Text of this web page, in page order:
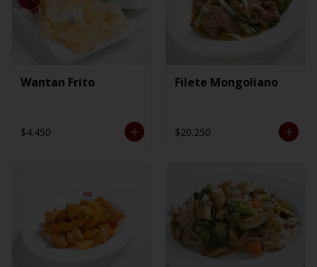
Wantan Frito
$4.450
Filete Mongoliano
$20.250